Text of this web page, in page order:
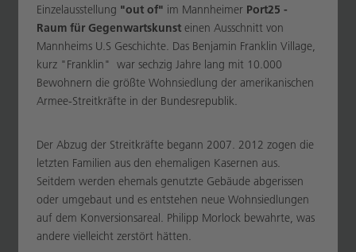
Einzelausstellung "out of" im Mannheimer Port25 -
Raum für Gegenwartskunsteinen Ausschnitt von
Mannheims U.S Geschichte. Das Benjamin Franklin Village,
kurz "Franklin" war sechzig Jahre lang mit 10.000
Bewohnern die größte Wohnsiedlung der amerikanischen
Armee-Streitkräfte in der Bundesrepublik.
Der Abzug der Streitkräfte begann 2007. 2012 zogen die
letzten Familien aus den ehemaligen Kasernen aus.
Seitdem werden ehemals genutzte Gebäude abgerissen
oder umgebaut und es entstehen neue Wohnsiedlungen
auf dem Konversionsareal. Philipp Morlock bewahrte, was
andere vielleicht zerstört hätten.